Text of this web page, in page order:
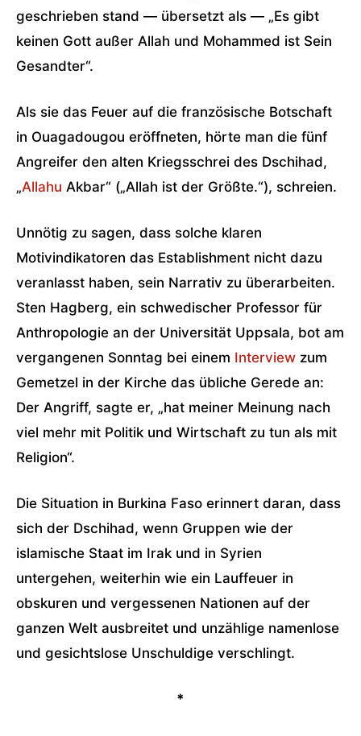
geschrieben stand — übersetzt als — „Es gibt
keinen Gott außer Allah und Mohammed ist Sein
Gesandter“.
Als sie das Feuer auf die französische Botschaft
in Ouagadougou eröffneten, hörte man die fünf
Angreifer den alten Kriegsschrei des Dschihad,
„Allahu Akbar“ („Allah ist der Größte.“), schreien.
Unnötig zu sagen, dass solche klaren
Motivindikatoren das Establishment nicht dazu
veranlasst haben, sein Narrativ zu überarbeiten.
Sten Hagberg, ein schwedischer Professor für
Anthropologie an der Universität Uppsala, bot am
vergangenen Sonntag bei einem Interview zum
Gemetzel in der Kirche das übliche Gerede an:
Der Angriff, sagte er, „hat meiner Meinung nach
viel mehr mit Politik und Wirtschaft zu tun als mit
Religion“.
Die Situation in Burkina Faso erinnert daran, dass
sich der Dschihad, wenn Gruppen wie der
islamische Staat im Irak und in Syrien
untergehen, weiterhin wie ein Lauffeuer in
obskuren und vergessenen Nationen auf der
ganzen Welt ausbreitet und unzählige namenlose
und gesichtslose Unschuldige verschlingt.
*